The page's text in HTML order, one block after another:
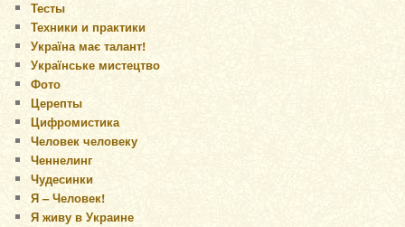
Тесты
Техники и практики
Україна має талант!
Українське мистецтво
Фото
Церепты
Цифромистика
Человек человеку
Ченнелинг
Чудесинки
Я – Человек!
Я живу в Украине